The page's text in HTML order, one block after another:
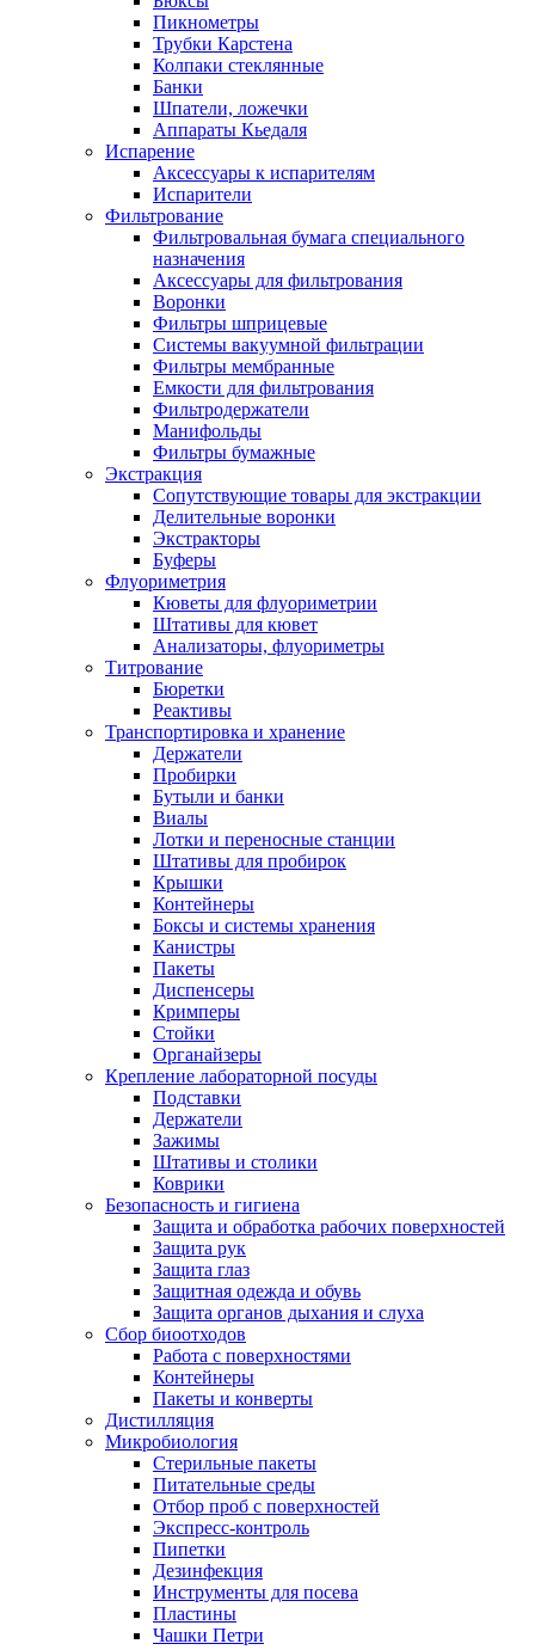
Пикнометры
Трубки Карстена
Колпаки стеклянные
Банки
Шпатели, ложечки
Аппараты Кьедаля
Испарение
Аксессуары к испарителям
Испарители
Фильтрование
Фильтровальная бумага специального
назначения
Аксессуары для фильтрования
Воронки
Фильтры шприцевые
Системы вакуумной фильтрации
Фильтры мембранные
Емкости для фильтрования
Фильтродержатели
Манифольды
Фильтры бумажные
Экстракция
Сопутствующие товары для экстракции
Делительные воронки
Экстракторы
Буферы
Флуориметрия
Кюветы для флуориметрии
Штативы для кювет
Анализаторы, флуориметры
Титрование
Бюретки
Реактивы
Транспортировка и хранение
Держатели
Пробирки
Бутыли и банки
Виалы
Лотки и переносные станции
Штативы для пробирок
Крышки
Контейнеры
Боксы и системы хранения
Канистры
Пакеты
Диспенсеры
Кримперы
Стойки
Органайзеры
Крепление лабораторной посуды
Подставки
Держатели
Зажимы
Штативы и столики
Коврики
Безопасность и гигиена
Защита и обработка рабочих поверхностей
Защита рук
Защита глаз
Защитная одежда и обувь
Защита органов дыхания и слуха
Сбор биоотходов
Работа с поверхностями
Контейнеры
Пакеты и конверты
Дистилляция
Микробиология
Стерильные пакеты
Питательные среды
Отбор проб с поверхностей
Экспресс-контроль
Пипетки
Дезинфекция
Инструменты для посева
Пластины
Чашки Петри